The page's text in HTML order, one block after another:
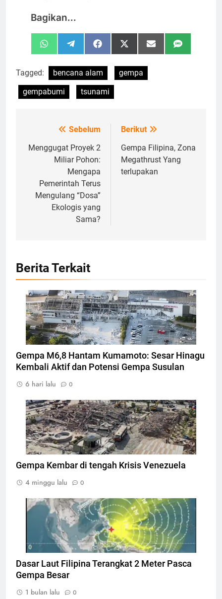
Bagikan...
Share
on
WhatsAppShare
on
TelegramShare
on
FacebookShare
on
X
(Twitter)
Share
on
Email Share
on
SMS
Tagged: bencana alam
gempa
gempabumi
tsunami
Navigasi
pos
Sebelum
Menggugat Proyek 2
Miliar Pohon:
Mengapa
Pemerintah Terus
Mengulang “Dosa”
Ekologis yang
Sama?
Berikut
Gempa Filipina, Zona
Megathrust Yang
terlupakan
Berita Terkait
Bangunan Terdampak gempa di Kumamoto,
Jepang, Foto: REUTERS/KYODO
Gempa M6,8 Hantam Kumamoto: Sesar Hinagu
Kembali Aktif dan Potensi Gempa Susulan
6 hari lalu
0
Bangunan hancur akibat gempabumi di
Venezuela, Foto: AFP/MIGUEL MEDINA
Gempa Kembar di tengah Krisis Venezuela
4 minggu lalu
0
Titik Gempa pada gempa Filipina, Foto: Dok.
BMKG
Dasar Laut Filipina Terangkat 2 Meter Pasca
Gempa Besar
1 bulan lalu
0